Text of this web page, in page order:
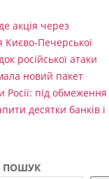
акція через
Печерської
російської атаки
новий пакет
Росії: під обмеження
десятки банків і
ПОШУК